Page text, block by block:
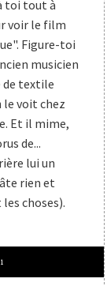
toi tout à
voir le film
Figure-toi
musicien
de textile
le voit chez
Et il mime,
de...
lui un
rien et
choses).